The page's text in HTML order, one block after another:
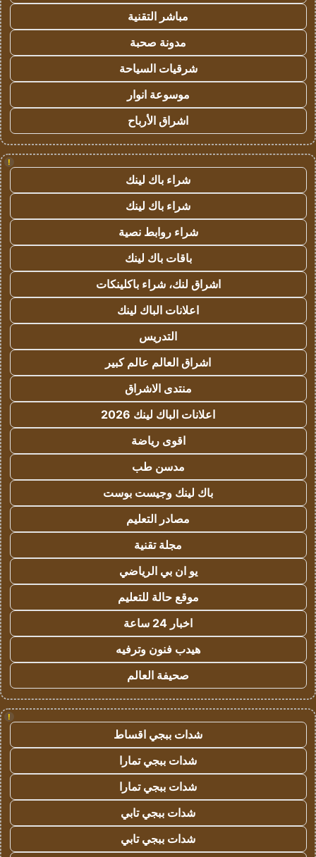
مباشر التقنية
مدونة صحبة
شرقيات السياحة
موسوعة انوار
اشراق الأرباح
!
شراء باك لينك
شراء باك لينك
شراء روابط نصية
باقات باك لينك
اشراق لنك، شراء باكلينكات
اعلانات الباك لينك
التدريس
اشراق العالم عالم كبير
منتدى الاشراق
اعلانات الباك لينك 2026
اقوى رياضة
مدسن طب
باك لينك وجيست بوست
مصادر التعليم
مجلة تقنية
يو ان بي الرياضي
موقع حالة للتعليم
اخبار 24 ساعة
هيدب فنون وترفيه
صحيفة العالم
!
شدات ببجي اقساط
شدات ببجي تمارا
شدات ببجي تمارا
شدات ببجي تابي
شدات ببجي تابي